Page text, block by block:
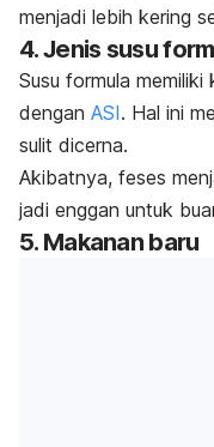
menjadi lebih kering
4. Jenis susu
Susu formula
dengan ASI. Hal ini
sulit dicerna.
Akibatnya, feses
jadi enggan untuk
5. Makanan baru